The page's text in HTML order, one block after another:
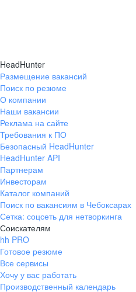
HeadHunter
Размещение вакансий
Поиск по резюме
О компании
Наши вакансии
Реклама на сайте
Требования к ПО
Безопасный HeadHunter
HeadHunter API
Партнерам
Инвесторам
Каталог компаний
Поиск по вакансиям в Чебоксарах
Сетка: соцсеть для нетворкинга
Соискателям
hh PRO
Готовое резюме
Все сервисы
Хочу у вас работать
Производственный календарь